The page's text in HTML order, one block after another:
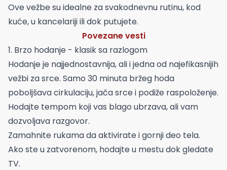
Ove vežbe su idealne za svakodnevnu rutinu, kod
kuće, u kancelariji ili dok putujete.
Povezane vesti
1. Brzo hodanje - klasik sa razlogom
Hodanje je najjednostavnija, ali i jedna od najefikasnijih
vežbi za srce. Samo 30 minuta bržeg hoda
poboljšava cirkulaciju, jača srce i podiže raspoloženje.
Hodajte tempom koji vas blago ubrzava, ali vam
dozvoljava razgovor.
Zamahnite rukama da aktivirate i gornji deo tela.
Ako ste u zatvorenom, hodajte u mestu dok gledate
TV.